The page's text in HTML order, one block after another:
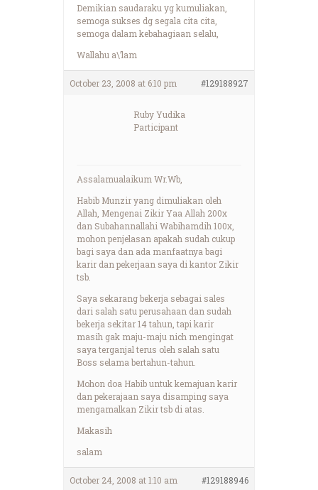
Demikian saudaraku yg kumuliakan,
semoga sukses dg segala cita cita,
semoga dalam kebahagiaan selalu,
Wallahu a\’lam
October 23, 2008 at 6:10 pm #129188927
Ruby Yudika
Participant
Assalamualaikum Wr.Wb,
Habib Munzir yang dimuliakan oleh
Allah, Mengenai Zikir Yaa Allah 200x
dan Subahannallahi Wabihamdih 100x,
mohon penjelasan apakah sudah cukup
bagi saya dan ada manfaatnya bagi
karir dan pekerjaan saya di kantor Zikir
tsb.
Saya sekarang bekerja sebagai sales
dari salah satu perusahaan dan sudah
bekerja sekitar 14 tahun, tapi karir
masih gak maju-maju nich mengingat
saya terganjal terus oleh salah satu
Boss selama bertahun-tahun.
Mohon doa Habib untuk kemajuan karir
dan pekerajaan saya disamping saya
mengamalkan Zikir tsb di atas.
Makasih
salam
October 24, 2008 at 1:10 am #129188946